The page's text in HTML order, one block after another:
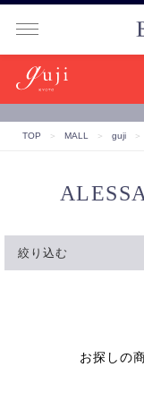
TOP ＞ MALL ＞ guji ＞
絞り込む
お探しの